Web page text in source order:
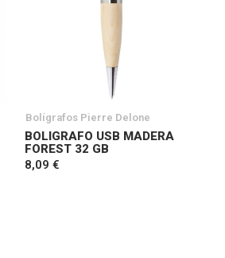
Bolígrafos Pierre Delone
BOLIGRAFO USB MADERA
FOREST 32 GB
8,09 €